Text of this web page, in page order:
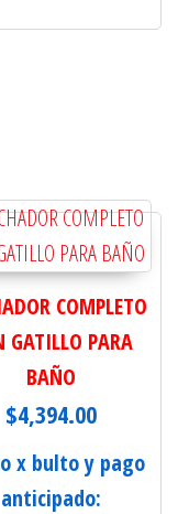
COMPLETO
GATILLO PARA
BAÑO
$4,394.00
x bulto y pago
anticipado: